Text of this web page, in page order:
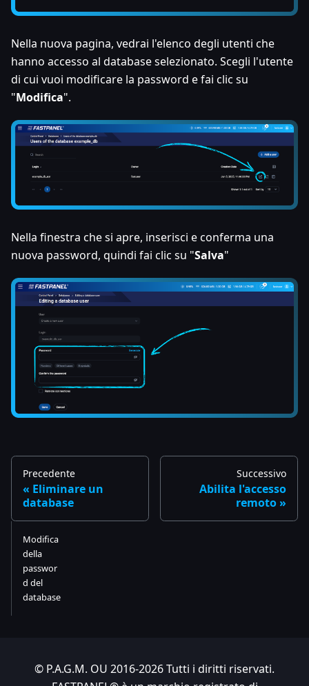
Nella nuova pagina, vedrai l'elenco degli utenti che
hanno accesso al database selezionato. Scegli l'utente
di cui vuoi modificare la password e fai clic su
"Modifica".
Nella finestra che si apre, inserisci e conferma una
nuova password, quindi fai clic su "Salva"
Precedente
Eliminare un
database
Successivo
Abilita l'accesso
remoto
Modifica
della
passwor
d del
database
© P.A.G.M. OU 2016-2026 Tutti i diritti riservati.